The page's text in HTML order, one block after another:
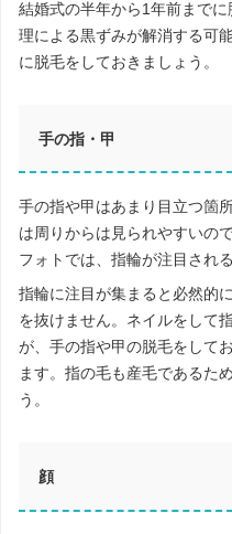
結婚式の半年から1年前まで
理による黒ずみが解消する可
に脱毛をしておきましょう。
手の指・甲
手の指や甲はあまり目立つ箇
は周りからは見られやすいの
フォトでは、指輪が注目され
指輪に注目が集まると必然的
を抜けません。ネイルをして
が、手の指や甲の脱毛をして
ます。指の毛も産毛であるた
う。
顔